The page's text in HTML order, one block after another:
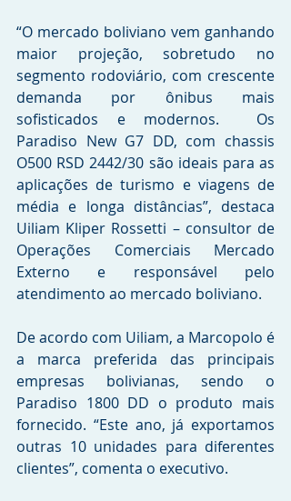
“O mercado boliviano vem ganhando
maior projeção, sobretudo no
segmento rodoviário, com crescente
demanda por ônibus mais
sofisticados e modernos.  Os
Paradiso New G7 DD, com chassis
O500 RSD 2442/30 são ideais para as
aplicações de turismo e viagens de
média e longa distâncias”, destaca
Uiliam Kliper Rossetti – consultor de
Operações Comerciais Mercado
Externo e responsável pelo
atendimento ao mercado boliviano.
De acordo com Uiliam, a Marcopolo é
a marca preferida das principais
empresas bolivianas, sendo o
Paradiso 1800 DD o produto mais
fornecido. “Este ano, já exportamos
outras 10 unidades para diferentes
clientes”, comenta o executivo.